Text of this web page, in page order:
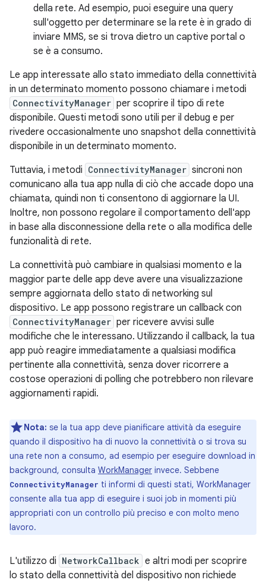
della rete. Ad esempio, puoi eseguire una query
sull'oggetto per determinare se la rete è in grado di
inviare MMS, se si trova dietro un captive portal o
se è a consumo.
Le app interessate allo stato immediato della connettività
in un determinato momento possono chiamare i metodi
ConnectivityManager per scoprire il tipo di rete
disponibile. Questi metodi sono utili per il debug e per
rivedere occasionalmente uno snapshot della connettività
disponibile in un determinato momento.
Tuttavia, i metodi ConnectivityManager sincroni non
comunicano alla tua app nulla di ciò che accade dopo una
chiamata, quindi non ti consentono di aggiornare la UI.
Inoltre, non possono regolare il comportamento dell'app
in base alla disconnessione della rete o alla modifica delle
funzionalità di rete.
La connettività può cambiare in qualsiasi momento e la
maggior parte delle app deve avere una visualizzazione
sempre aggiornata dello stato di networking sul
dispositivo. Le app possono registrare un callback con
ConnectivityManager per ricevere avvisi sulle
modifiche che le interessano. Utilizzando il callback, la tua
app può reagire immediatamente a qualsiasi modifica
pertinente alla connettività, senza dover ricorrere a
costose operazioni di polling che potrebbero non rilevare
aggiornamenti rapidi.
Nota: se la tua app deve pianificare attività da eseguire
quando il dispositivo ha di nuovo la connettività o si trova su
una rete non a consumo, ad esempio per eseguire download in
background, consulta WorkManager invece. Sebbene
ConnectivityManager ti informi di questi stati, WorkManager
consente alla tua app di eseguire i suoi job in momenti più
appropriati con un controllo più preciso e con molto meno
lavoro.
L'utilizzo di NetworkCallback e altri modi per scoprire
lo stato della connettività del dispositivo non richiede